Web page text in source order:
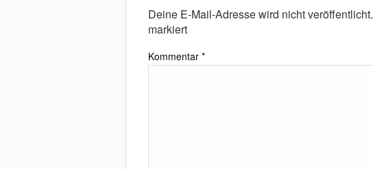
Deine E-Mail-Adresse wird nicht veröffentlicht.
markiert
Kommentar *